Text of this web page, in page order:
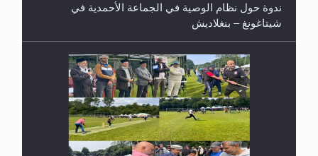
ندوة حول نظام الوصية في الجماعة الأحمدية في
شيتاغونغ – بنغلاديش